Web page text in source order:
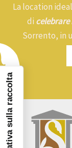
La location
di
Sorrento, in
Informativa sulla raccolta